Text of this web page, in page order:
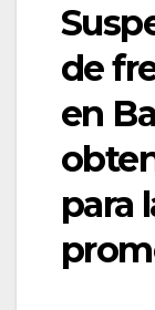
de
en
para